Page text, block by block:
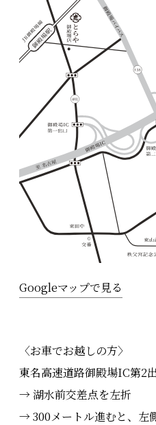
Googleマップで見る
〈お車でお越しの方〉
東名高速道路御殿場IC第2
→ 湖水前交差点を左折
→ 300メートル進むと、左